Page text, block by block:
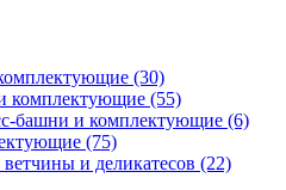
(30)
комплектующие (55)
башни и комплектующие (6)
(75)
и деликатесов (22)